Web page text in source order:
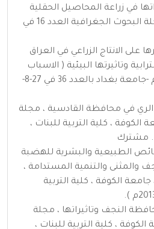
في زراعة المحاصيل الحقلية
في العراق ( مشترك ) مجلة البحوث الجغرافية العدد 16 في
على الانتاج الزراعي في العراق
وتاثيرتها البيئية ( الاسباب
والمعالجات ) كلية العلوم -جامعة بغداد بالعدد 36 في 27-8-
الري في محافظة القادسية ، مجلة
الكوفة ، كلية التربية للبنات ،
الطبيعية والبشرية للهضبة
والمثنى والتنمية المستدامة ،
الكوفة ، كلية التربية
النجف وتاثيراتها ، مجلة
، كلية التربية للبنات ،